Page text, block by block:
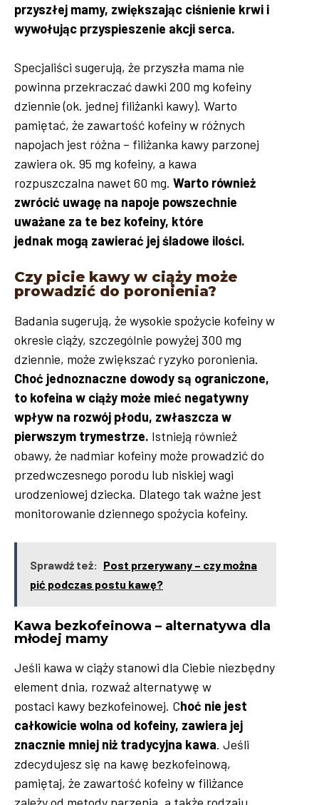
przyszłej mamy, zwiększając ciśnienie krwi i
wywołując przyspieszenie akcji serca.
Specjaliści sugerują, że przyszła mama nie
powinna przekraczać dawki 200 mg kofeiny
dziennie (ok. jednej filiżanki kawy). Warto
pamiętać, że zawartość kofeiny w różnych
napojach jest różna – filiżanka kawy parzonej
zawiera ok. 95 mg kofeiny, a kawa
rozpuszczalna nawet 60 mg. Warto również
zwrócić uwagę na napoje powszechnie
uważane za te bez kofeiny, które
jednak mogą zawierać jej śladowe ilości.
Czy picie kawy w ciąży może
prowadzić do poronienia?
Badania sugerują, że wysokie spożycie kofeiny w
okresie ciąży, szczególnie powyżej 300 mg
dziennie, może zwiększać ryzyko poronienia.
Choć jednoznaczne dowody są ograniczone,
to kofeina w ciąży może mieć negatywny
wpływ na rozwój płodu, zwłaszcza w
pierwszym trymestrze. Istnieją również
obawy, że nadmiar kofeiny może prowadzić do
przedwczesnego porodu lub niskiej wagi
urodzeniowej dziecka. Dlatego tak ważne jest
monitorowanie dziennego spożycia kofeiny.
Sprawdź też: Post przerywany – czy można
pić podczas postu kawę?
Kawa bezkofeinowa – alternatywa dla
młodej mamy
Jeśli kawa w ciąży stanowi dla Ciebie niezbędny
element dnia, rozważ alternatywę w
postaci kawy bezkofeinowej. Choć nie jest
całkowicie wolna od kofeiny, zawiera jej
znacznie mniej niż tradycyjna kawa. Jeśli
zdecydujesz się na kawę bezkofeinową,
pamiętaj, że zawartość kofeiny w filiżance